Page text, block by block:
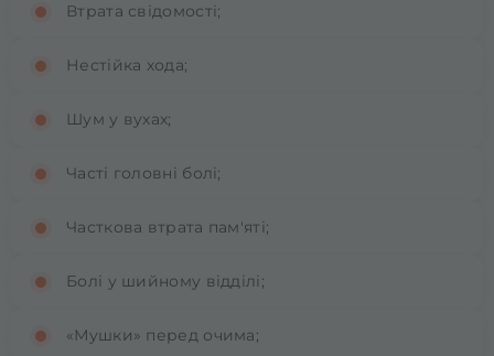
Втрата свідомості;
Нестійка хода;
Шум у вухах;
Часті головні болі;
Часткова втрата пам'яті;
Болі у шийному відділі;
«Мушки» перед очима;